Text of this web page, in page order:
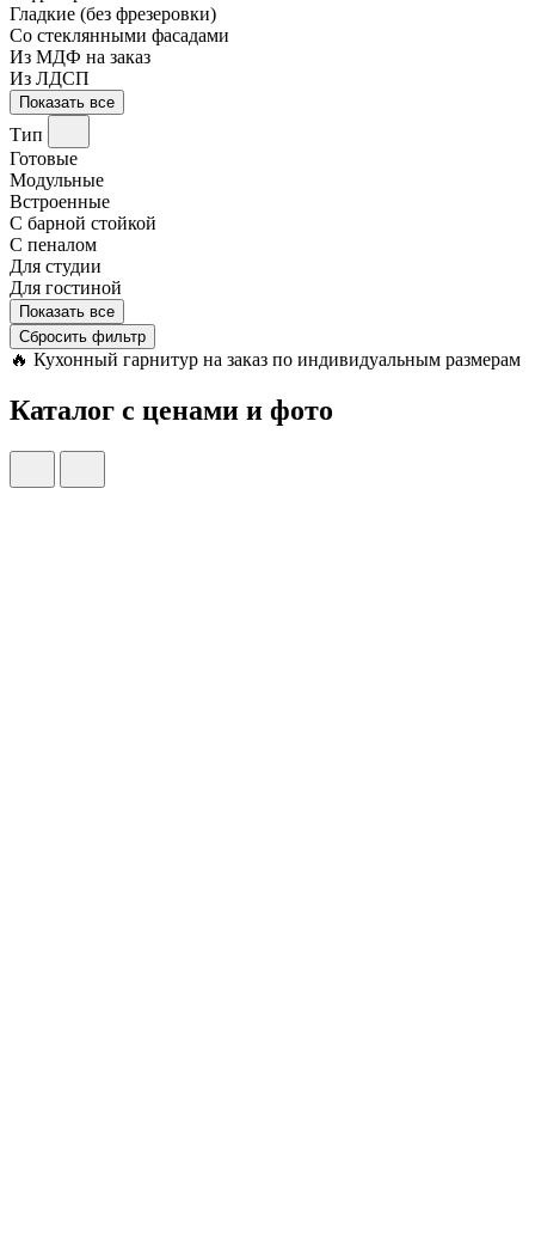
Гладкие (без фрезеровки)
Со стеклянными фасадами
Из МДФ на заказ
Из ЛДСП
Показать все
Тип
Готовые
Модульные
Встроенные
С барной стойкой
С пеналом
Для студии
Для гостиной
Показать все
Сбросить фильтр
🔥 Кухонный гарнитур на заказ по индивидуальным размерам
Каталог с ценами и фото